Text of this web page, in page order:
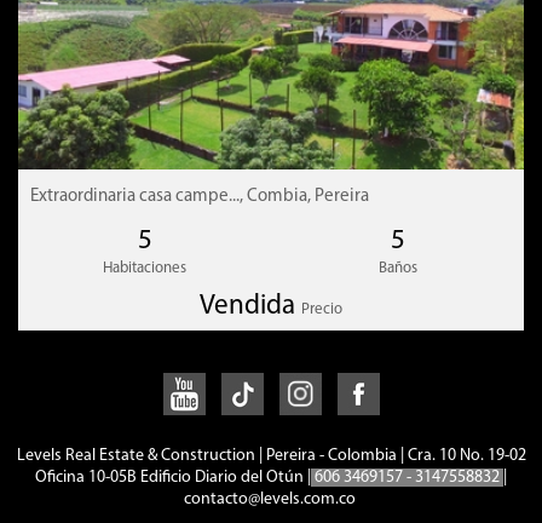
Casa para el agregado
Cocina
Sala
Extraordinaria casa campe..., Combia, Pereira
5
Habitaciones
5
Baños
Vendida Precio
Levels Real Estate & Construction | Pereira - Colombia | Cra. 10 No. 19-02
Oficina 10-05B Edificio Diario del Otún |
606 3469157 - 3147558832
contacto@levels.com.co